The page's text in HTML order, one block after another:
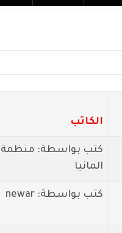
الكاتب
كتب بواسطة: منظمة
المانيا
كتب بواسطة: newar